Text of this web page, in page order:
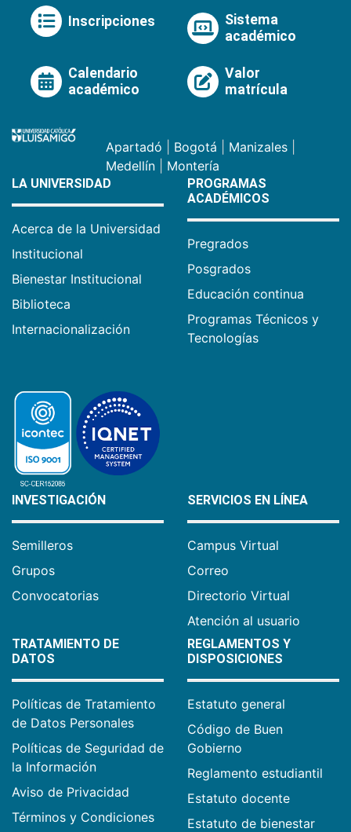
Inscripciones
Sistema
académico
Calendario
académico
Valor
matrícula
Apartadó Bogotá Manizales
Medellín
Montería
LA UNIVERSIDAD
Acerca de la Universidad
Institucional
Bienestar Institucional
Biblioteca
Internacionalización
PROGRAMAS
ACADÉMICOS
Pregrados
Posgrados
Educación continua
Programas Técnicos y
Tecnologías
INVESTIGACIÓN
Semilleros
Grupos
Convocatorias
SERVICIOS EN LÍNEA
Campus Virtual
Correo
Directorio Virtual
Atención al usuario
TRATAMIENTO DE
DATOS
Políticas de Tratamiento
de Datos Personales
Políticas de Seguridad de
la Información
Aviso de Privacidad
Términos y Condiciones
REGLAMENTOS Y
DISPOSICIONES
Estatuto general
Código de Buen
Gobierno
Reglamento estudiantil
Estatuto docente
Estatuto de bienestar